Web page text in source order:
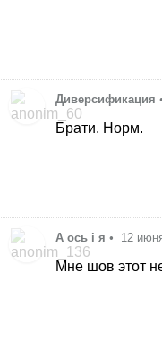
Диверсификация •
Брати. Норм.
А ось і я • 12
Мне шов этот